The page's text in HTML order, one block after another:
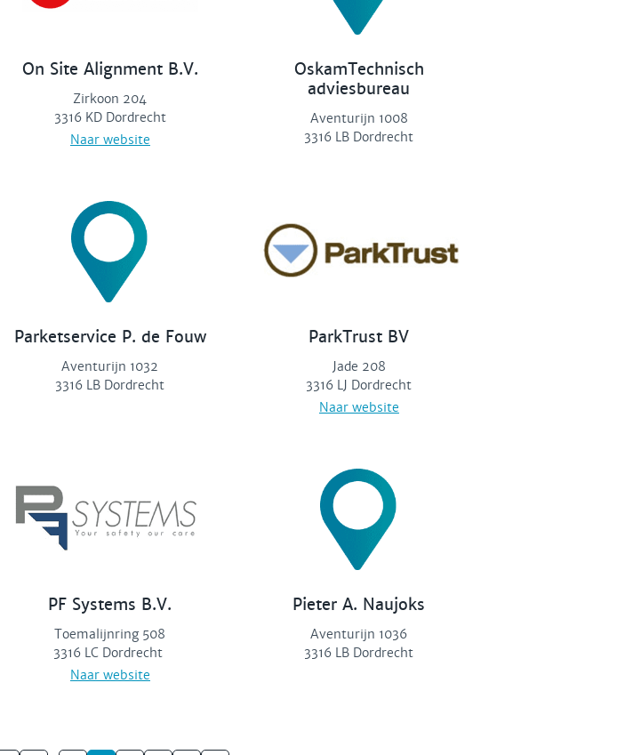
On Site Alignment B.V.
Zirkoon 204
3316 KD Dordrecht
Naar website
OskamTechnisch
adviesbureau
Aventurijn 1008
3316 LB Dordrecht
Parketservice P. de Fouw
Aventurijn 1032
3316 LB Dordrecht
ParkTrust BV
Jade 208
3316 LJ Dordrecht
Naar website
PF Systems B.V.
Toemalijnring 508
3316 LC Dordrecht
Naar website
Pieter A. Naujoks
Aventurijn 1036
3316 LB Dordrecht